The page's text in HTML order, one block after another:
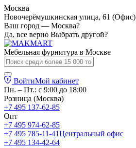
Москва
Новочерёмушкинская улица, 61 (Офис)
Ваш город — Москва?
Да, все верно Выбрать другой?
Мебельная фурнитура в Москве
ВойтиМой кабинет
Пн. – Пт.: с 9:00 до 18:00
Розница (Москва)
+7 495 137-62-85
Опт
+7 495 974-62-85
+7 495 785-11-41Центральный офис
+7 495 134-42-64